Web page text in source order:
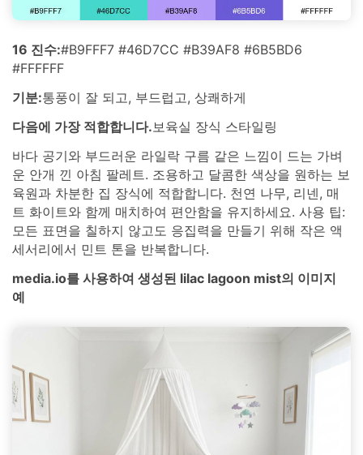
16 진수:#B9FFF7 #46D7CC #B39AF8 #6B5BD6
#FFFFFF
기분:통풍이 잘 되고, 부드럽고, 상쾌하게
다음에 가장 적합합니다.보육실 장식 스타일링
바다 공기와 부드러운 라일락 구름 같은 느낌이 드는 가벼
운 안개 낀 아침 팔레트. 조용하고 달콤한 색상을 원하는 보
육원과 차분한 집 장식에 적합합니다. 천연 나무, 리넨, 매
트 화이트와 함께 매치하여 편안함을 유지하세요. 사용 팁:
모든 표면을 칠하지 않고도 응집력을 만들기 위해 작은 액
세서리에서 민트 톤을 반복합니다.
media.io를 사용하여 생성된 lilac lagoon mist의 이미지
예